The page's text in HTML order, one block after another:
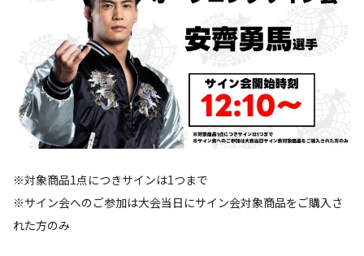
※対象商品1点につきサインは1つまで
※サイン会へのご参加は大会当日にサイン会対象商品をご購入さ
れた方のみ